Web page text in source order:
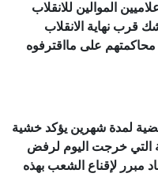
الموالين للانقلاب
قرب نهاية الانقلاب
محاكمتهم على مااقترفوه
لمدة شهرين يؤكد خشية
التي خرجت اليوم لرفض
مبرر ﻹقناع الشعب بهذه